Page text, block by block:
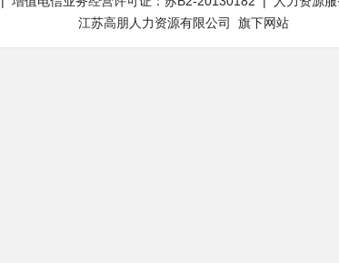
江苏高朋人力资源有限公司 旗下网站